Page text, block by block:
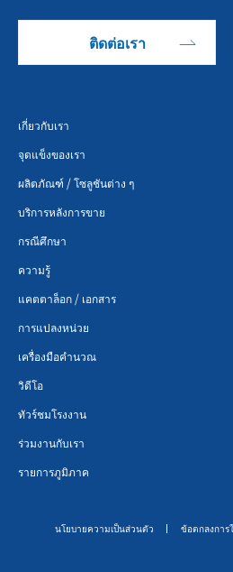
ติดต่อเรา
เกี่ยวกับเรา
จุดแข็งของเรา
ผลิตภัณฑ์ / โซลูชันต่าง ๆ
บริการหลังการขาย
กรณีศึกษา
ความรู้
แคตตาล็อก / เอกสาร
การแปลงหน่วย
เครื่องมือคำนวณ
วิดีโอ
ทัวร์ชมโรงงาน
ร่วมงานกับเรา
รายการภูมิภาค
นโยบายความเป็นส่วนตัว ข้อตกลงการ